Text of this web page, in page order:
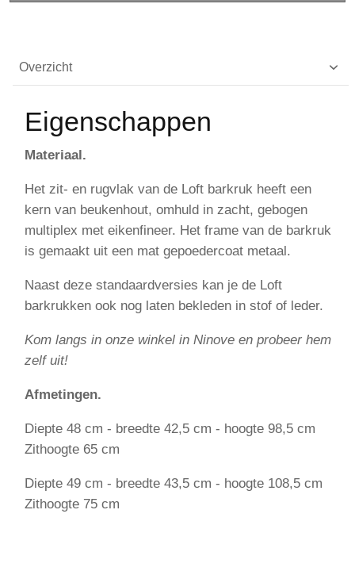
Overzicht
Eigenschappen
Materiaal.
Het zit- en rugvlak van de Loft barkruk heeft een
kern van beukenhout, omhuld in zacht, gebogen
multiplex met eikenfineer. Het frame van de barkruk
is gemaakt uit een mat gepoedercoat metaal.
Naast deze standaardversies kan je de Loft
barkrukken ook nog laten bekleden in stof of leder.
Kom langs in onze winkel in Ninove en probeer hem
zelf uit!
Afmetingen.
Diepte 48 cm - breedte 42,5 cm - hoogte 98,5 cm
Zithoogte 65 cm
Diepte 49 cm - breedte 43,5 cm - hoogte 108,5 cm
Zithoogte 75 cm